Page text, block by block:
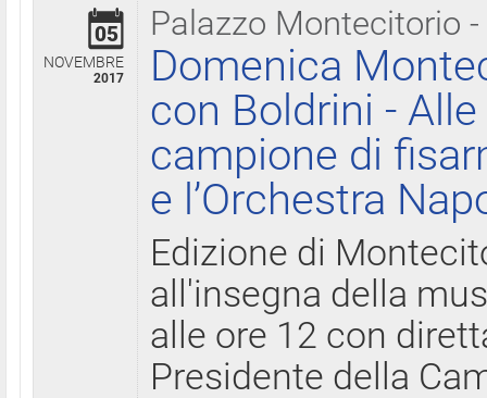
Palazzo Montecitorio
05
NOVEMBRE
2017
Domenica
con Boldrini -
campione di
e l’Orchestra
Edizione di
all'insegna della
alle ore 12 con
Presidente della